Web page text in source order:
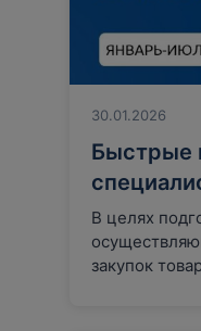
30.01.2026
Быстрые
В целях
закупок